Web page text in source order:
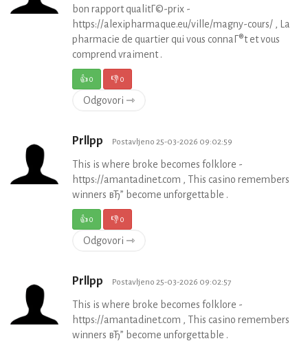
bon rapport qualitГ©-prix -
https://alexipharmaque.eu/ville/magny-cours/ , La
pharmacie de quartier qui vous connaГ®t et vous
comprend vraiment .
👍0 👎0
Odgovori ⇾
Prllpp Postavljeno 25-03-2026 09:02:59
This is where broke becomes folklore -
https://amantadinet.com , This casino remembers
winners вЂ” become unforgettable .
👍0 👎0
Odgovori ⇾
Prllpp Postavljeno 25-03-2026 09:02:57
This is where broke becomes folklore -
https://amantadinet.com , This casino remembers
winners вЂ” become unforgettable .